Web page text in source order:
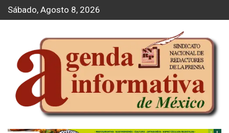
Sábado, Agosto 8, 2026